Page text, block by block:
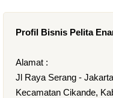
Profil Bisnis Pelita
Alamat :
Jl Raya Serang -
Kecamatan Cikande,